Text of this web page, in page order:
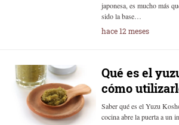
japonesa, es mucho más
sido la base…
hace 12 meses
Qué es el
cómo
Saber qué es el Yuzu
cocina abre la puerta a un